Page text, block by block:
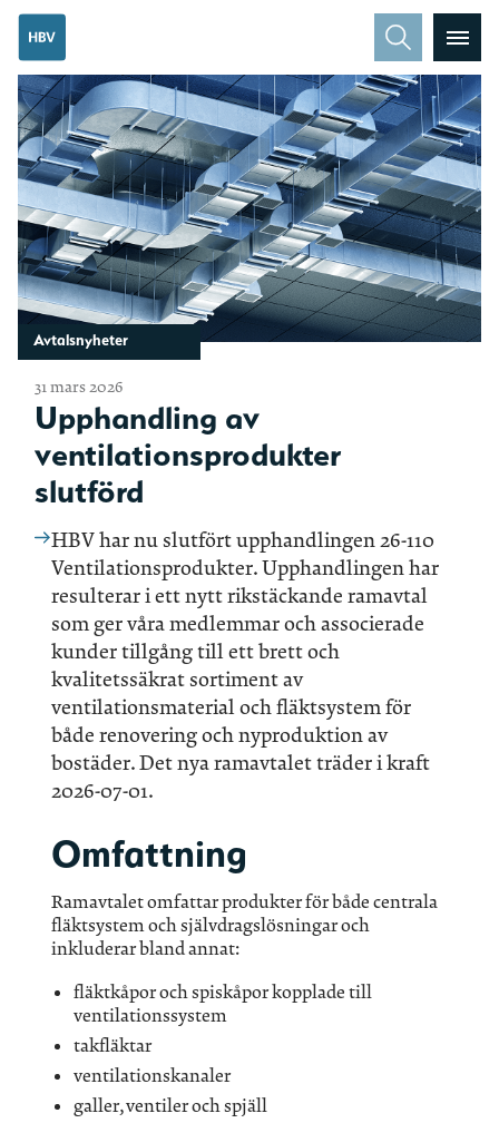
Avtalsnyheter
31 mars 2026
Upphandling av
ventilationsprodukter
slutförd
HBV har nu slutfört upphandlingen 26-110
Ventilationsprodukter. Upphandlingen har
resulterar i ett nytt rikstäckande ramavtal
som ger våra medlemmar och associerade
kunder tillgång till ett brett och
kvalitetssäkrat sortiment av
ventilationsmaterial och fläktsystem för
både renovering och nyproduktion av
bostäder. Det nya ramavtalet träder i kraft
2026-07-01.
Omfattning
Ramavtalet omfattar produkter för både centrala
fläktsystem och självdragslösningar och
inkluderar bland annat:
fläktkåpor och spiskåpor kopplade till
ventilationssystem
takfläktar
ventilationskanaler
galler, ventiler och spjäll